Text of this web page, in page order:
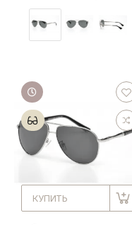
КУПИТЬ